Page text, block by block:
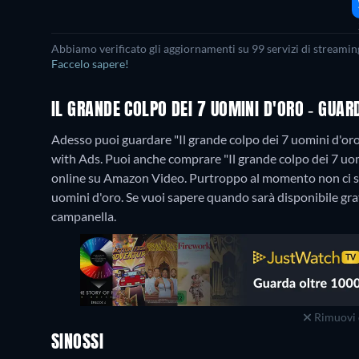
Abbiamo verificato gli aggiornamenti su 99 servizi di
Faccelo sapere!
IL GRANDE COLPO DEI 7 UOMINI D'ORO -
Adesso puoi guardare "Il grande colpo dei 7 uomini
with Ads. Puoi anche comprare "Il grande colpo dei 7
online su Amazon Video. Purtroppo al momento non ci
uomini d'oro. Se vuoi sapere quando sarà disponibile
campanella.
Rimuovi
SINOSSI